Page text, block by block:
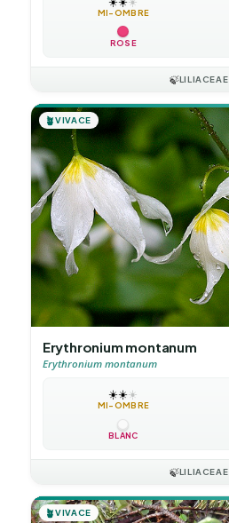
MI-OMBRE
ROSE
🍃LILIACEAE
🪴VIVACE
Erythronium montanum
Erythronium montanum
☀️☀️☀️
MI-OMBRE
BLANC
🍃LILIACEAE
🪴VIVACE